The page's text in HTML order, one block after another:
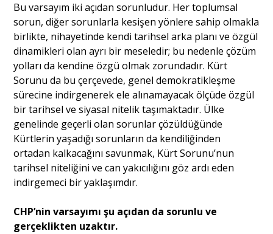
Bu varsayım iki açıdan sorunludur. Her toplumsal
sorun, diğer sorunlarla kesişen yönlere sahip olmakla
birlikte, nihayetinde kendi tarihsel arka planı ve özgül
dinamikleri olan ayrı bir meseledir; bu nedenle çözüm
yolları da kendine özgü olmak zorundadır. Kürt
Sorunu da bu çerçevede, genel demokratikleşme
sürecine indirgenerek ele alınamayacak ölçüde özgül
bir tarihsel ve siyasal nitelik taşımaktadır. Ülke
genelinde geçerli olan sorunlar çözüldüğünde
Kürtlerin yaşadığı sorunların da kendiliğinden
ortadan kalkacağını savunmak, Kürt Sorunu’nun
tarihsel niteliğini ve can yakıcılığını göz ardı eden
indirgemeci bir yaklaşımdır.
CHP’nin varsayımı şu açıdan da sorunlu ve
gerçeklikten uzaktır.